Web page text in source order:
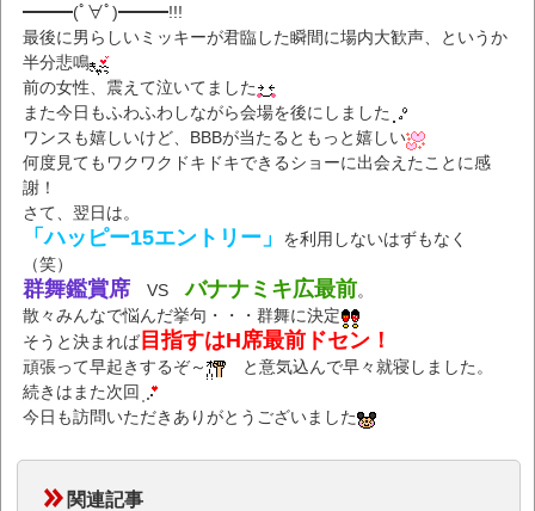
━━━(ﾟ∀ﾟ)━━━!!!
最後に男らしいミッキーが君臨した瞬間に場内大歓声、というか
半分悲鳴
前の女性、震えて泣いてました
また今日もふわふわしながら会場を後にしました
ワンスも嬉しいけど、BBBが当たるともっと嬉しい
何度見てもワクワクドキドキできるショーに出会えたことに感
謝！
さて、翌日は。
「ハッピー15エントリー」
を利用しないはずもなく
（笑）
群舞鑑賞席 VSバナナミキ広最前。
散々みんなで悩んだ挙句・・・群舞に決定
そうと決まれば 目指すはH席最前ドセン！
頑張って早起きするぞ～
と意気込んで早々就寝しました。
続きはまた次回
今日も訪問いただきありがとうございました
関連記事